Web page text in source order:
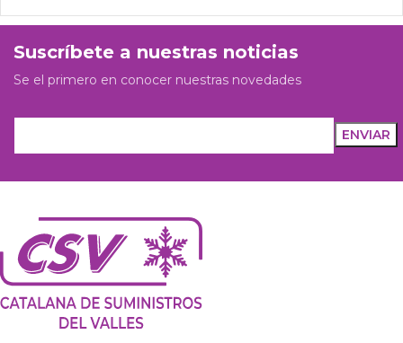
Suscríbete a nuestras noticias
Se el primero en conocer nuestras novedades